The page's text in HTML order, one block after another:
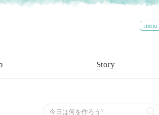
menu
Story